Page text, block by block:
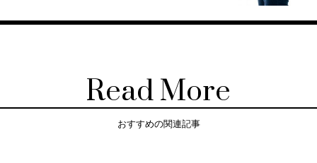
Read More
おすすめの関連記事